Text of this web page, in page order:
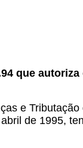
que
e
de 1995,